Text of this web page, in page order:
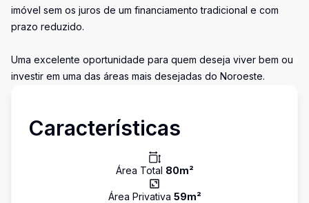
imóvel sem os juros de um financiamento tradicional e com
prazo reduzido.
Uma excelente oportunidade para quem deseja viver bem ou
investir em uma das áreas mais desejadas do Noroeste.
Características
Área Total 80m²
Área Privativa 59m²